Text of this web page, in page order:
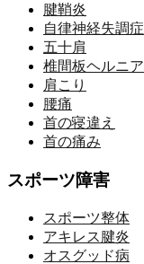
腱鞘炎
自律神経失調症
五十肩
椎間板ヘルニア
肩こり
腰痛
首の寝違え
首の痛み
スポーツ障害
スポーツ整体
アキレス腱炎
オスグッド病